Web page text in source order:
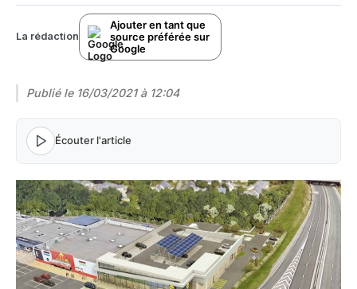
La rédaction
Ajouter en tant que
source préférée sur
Google
Publié le 16/03/2021 à 12:04
Écouter l'article